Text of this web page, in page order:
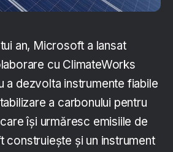
an, Microsoft a lansat
cu ClimateWorks
a dezvolta instrumente fiabile
a carbonului pentru
își urmăresc emisiile de
construiește și un instrument